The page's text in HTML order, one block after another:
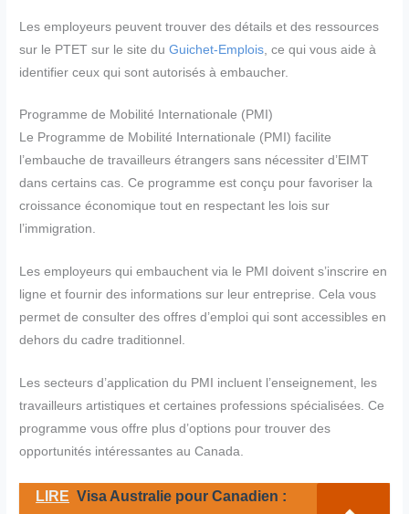
Les employeurs peuvent trouver des détails et des ressources
sur le PTET sur le site duGuichet-Emplois , ce qui vous aide à
identifier ceux qui sont autorisés à embaucher.
Programme de Mobilité Internationale (PMI)
Le Programme de Mobilité Internationale (PMI) facilite
l’embauche de travailleurs étrangers sans nécessiter d’EIMT
dans certains cas. Ce programme est conçu pour favoriser la
croissance économique tout en respectant les lois sur
l’immigration.
Les employeurs qui embauchent via le PMI doivent s’inscrire en
ligne et fournir des informations sur leur entreprise. Cela vous
permet de consulter des offres d’emploi qui sont accessibles en
dehors du cadre traditionnel.
Les secteurs d’application du PMI incluent l’enseignement, les
travailleurs artistiques et certaines professions spécialisées. Ce
programme vous offre plus d’options pour trouver des
opportunités intéressantes au Canada.
LIRE Visa Australie pour Canadien :